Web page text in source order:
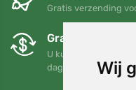
Wij
Gratis verzending
Gratis ruilen en
U kunt uw bestelling
dagen retourneren